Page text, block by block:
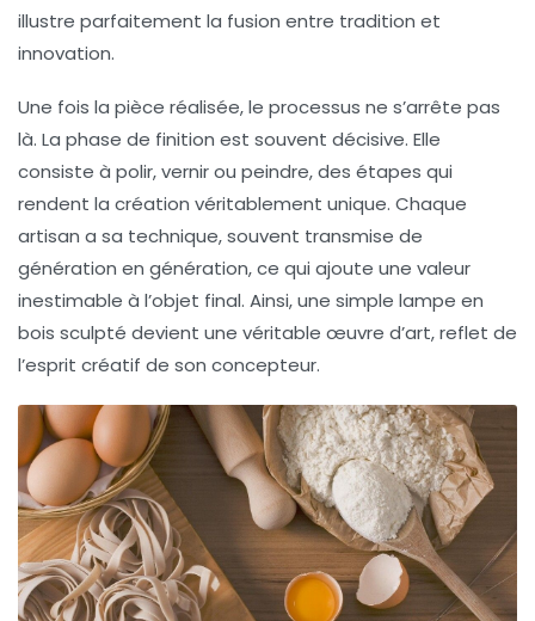
illustre parfaitement la fusion entre tradition et
innovation.
Une fois la pièce réalisée, le processus ne s’arrête pas
là. La phase de finition est souvent décisive. Elle
consiste à polir, vernir ou peindre, des étapes qui
rendent la création véritablement unique. Chaque
artisan a sa technique, souvent transmise de
génération en génération, ce qui ajoute une valeur
inestimable à l’objet final. Ainsi, une simple lampe en
bois sculpté devient une véritable œuvre d’art, reflet de
l’esprit créatif de son concepteur.